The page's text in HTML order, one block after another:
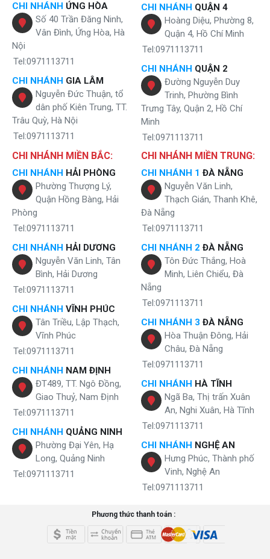
Ba chế độ nước linh hoạt, đảm bảo đáp ứng mọi nhu cầu sử
dụng
HCV208G sở hữu công nghệ làm lạnh Block – Giữ nước
mát sâu, tiết kiệm điện
Nhiệt độ nước lạnh luôn duy trì ở mức lý tưởng từ 8 đến 10 độ
C, giúp người dùng giải nhiệt tức thì trong những ngày nắng
nóng. Bình chứa nước lạnh dung tích lên tới 5 lít đảm bảo đủ
dùng cho cả gia đình mà không cần chờ đợi.
HCV208G sở hữu công nghệ làm lạnh Block – Giữ nước mát
sâu, tiết kiệm điện
Làm nóng siêu tốc – An toàn và tiết kiệm thời gian
Không chỉ nổi bật ở khả năng làm lạnh, Karofi HCV208G còn
được đánh giá cao nhờ tính năng làm nóng siêu tốc. Chỉ trong
khoảng chín phút, nước có thể đạt nhiệt độ từ 85 đến 95 độ C,
sẵn sàng cho các nhu cầu pha trà, pha sữa hay nấu ăn. Bình
chứa nước nóng dung tích 1 lít đáp ứng nhu cầu sử dụng liên
tục cho nhiều người cùng lúc. Nhờ công nghệ giữ nhiệt đa lớp,
nước nóng được duy trì ổn định, đồng thời tiết kiệm điện năng
CHI NHÁNH ỨNG HÒA
Số 40 Trần Đăng Ninh,
Vân Đình, Ứng Hòa, Hà
Nội
Tel:0971113711
CHI NHÁNH GIA LÂM
Nguyễn Đức Thuận, tổ
dân phố Kiên Trung, TT.
Trâu Quỳ, Hà Nội
Tel:0971113711
CHI NHÁNH QUẬN 4
Hoàng Diệu, Phường 8,
Quận 4, Hồ Chí Minh
Tel:0971113711
CHI NHÁNH QUẬN 2
Đường Nguyễn Duy
Trinh, Phường Bình
Trưng Tây, Quận 2, Hồ Chí
Minh
Tel:0971113711
CHI NHÁNH MIỀN BẮC:
CHI NHÁNH HẢI PHÒNG
Phường Thượng Lý,
Quận Hồng Bàng, Hải
Phòng
Tel:0971113711
CHI NHÁNH HẢI DƯƠNG
Nguyễn Văn Linh, Tân
Bình, Hải Dương
Tel:0971113711
CHI NHÁNH VĨNH PHÚC
Tân Triều, Lập Thạch,
Vĩnh Phúc
Tel:0971113711
CHI NHÁNH NAM ĐỊNH
ĐT489, TT. Ngô Đồng,
Giao Thuỷ, Nam Định
Tel:0971113711
CHI NHÁNH QUẢNG NINH
Phường Đại Yên, Hạ
Long, Quảng Ninh
Tel:0971113711
CHI NHÁNH MIỀN TRUNG:
CHI NHÁNH 1 ĐÀ NẴNG
Nguyễn Văn Linh,
Thạch Gián, Thanh Khê,
Đà Nẵng
Tel:0971113711
CHI NHÁNH 2 ĐÀ NẴNG
Tôn Đức Thắng, Hoà
Minh, Liên Chiểu, Đà
Nẵng
Tel:0971113711
CHI NHÁNH 3 ĐÀ NẴNG
Hòa Thuận Đông, Hải
Châu, Đà Nẵng
Tel:0971113711
CHI NHÁNH HÀ TĨNH
Ngã Ba, Thị trấn Xuân
An, Nghi Xuân, Hà Tĩnh
Tel:0971113711
CHI NHÁNH NGHỆ AN
Hưng Phúc, Thành phố
Vinh, Nghệ An
Tel:0971113711
Phương thức thanh toán :